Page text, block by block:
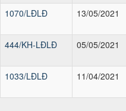
1070/LĐLĐ
13/05/2021
444/KH-LĐLĐ
05/05/2021
1033/LĐLĐ
11/04/2021